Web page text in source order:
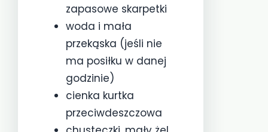
zapasowe skarpetki
woda i mała
przekąska (jeśli nie
ma posiłku w danej
godzinie)
cienka kurtka
przeciwdeszczowa